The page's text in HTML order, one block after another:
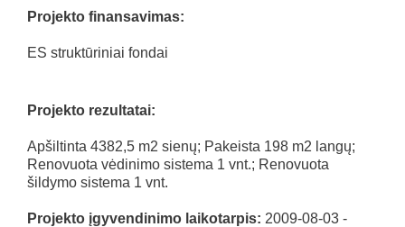
Projekto finansavimas:
ES struktūriniai fondai
Projekto rezultatai:
Apšiltinta 4382,5 m2 sienų; Pakeista 198 m2 langų;
Renovuota vėdinimo sistema 1 vnt.; Renovuota
šildymo sistema 1 vnt.
Projekto įgyvendinimo laikotarpis: 2009-08-03 -